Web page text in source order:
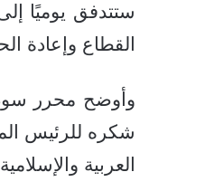
ستتدفق يوميًا
القطاع وإعادة
وأوضح محرر
شكره للرئيس
العربية